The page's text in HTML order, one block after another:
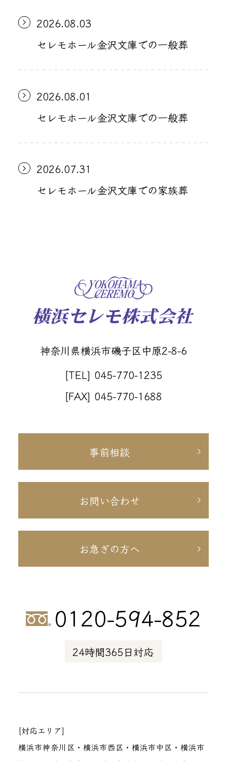
2026.08.03
セレモホール金沢文庫での一般葬
2026.08.01
セレモホール金沢文庫での一般葬
2026.07.31
セレモホール金沢文庫での家族葬
神奈川県横浜市磯子区中原2-8-6
[TEL] 045-770-1235
[FAX] 045-770-1688
事前相談
お問い合わせ
お急ぎの方へ
0120-594-852
24時間365日対応
[対応エリア]
横浜市神奈川区・横浜市西区・横浜市中区・横浜市